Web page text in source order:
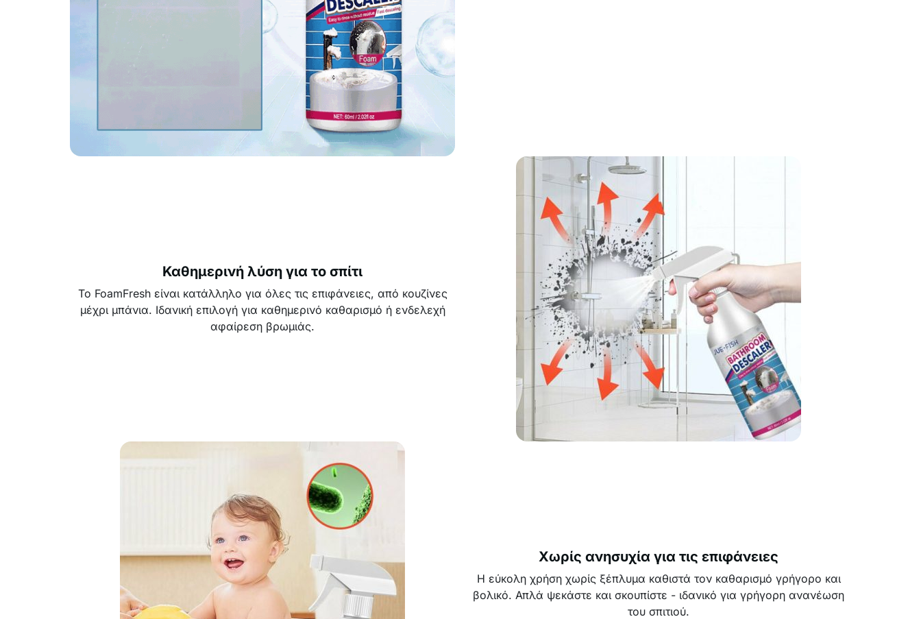
Καθημερινή λύση για το σπίτι
Το FoamFresh είναι κατάλληλο για όλες τις επιφάνειες, από κουζίνες
μέχρι μπάνια. Ιδανική επιλογή για καθημερινό καθαρισμό ή ενδελεχή
αφαίρεση βρωμιάς.
Χωρίς ανησυχία για τις επιφάνειες
Η εύκολη χρήση χωρίς ξέπλυμα καθιστά τον καθαρισμό γρήγορο και
βολικό. Απλά ψεκάστε και σκουπίστε - ιδανικό για γρήγορη ανανέωση
του σπιτιού.